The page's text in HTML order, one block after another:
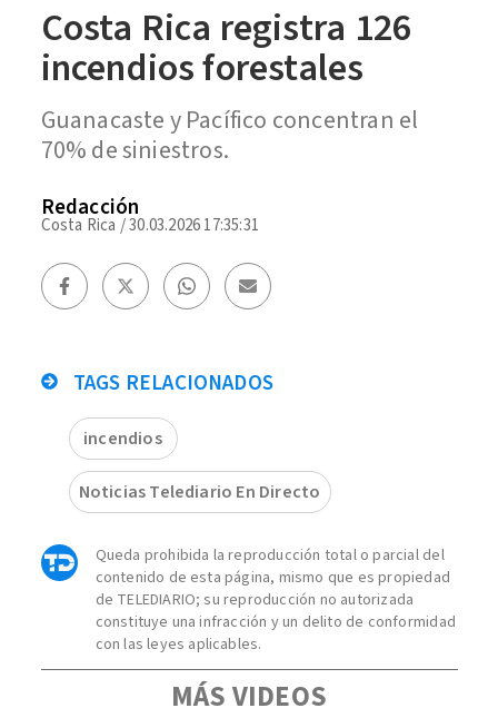
Costa Rica registra 126
incendios forestales
Guanacaste y Pacífico concentran el
70% de siniestros.
Redacción
Costa Rica /30.03.2026 17:35:31
TAGS RELACIONADOS
incendios
Noticias Telediario En Directo
Queda prohibida la reproducción total o parcial del
contenido de esta página, mismo que es propiedad
de TELEDIARIO; su reproducción no autorizada
constituye una infracción y un delito de conformidad
con las leyes aplicables.
MÁS VIDEOS